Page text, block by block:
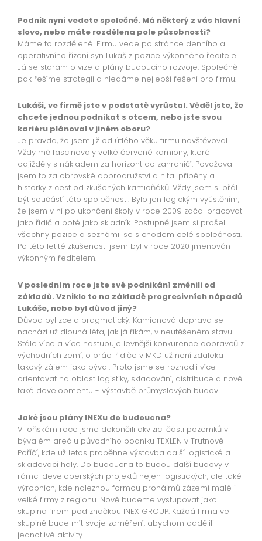
Podnik nyní vedete společně. Má některý z vás hlavní
slovo, nebo máte rozdělena pole působnosti?
Máme to rozdělené. Firmu vede po stránce denního a
operativního řízení syn Lukáš z pozice výkonného ředitele.
Já se starám o vize a plány budoucího rozvoje. Společně
pak řešíme strategii a hledáme nejlepší řešení pro firmu.
Lukáši, ve firmě jste v podstatě vyrůstal. Věděl jste, že
chcete jednou podnikat s otcem, nebo jste svou
kariéru plánoval v jiném oboru?
Je pravda, že jsem již od útlého věku firmu navštěvoval.
Vždy mě fascinovaly velké červené kamiony, které
odjížděly s nákladem za horizont do zahraničí. Považoval
jsem to za obrovské dobrodružství a hltal příběhy a
historky z cest od zkušených kamioňáků. Vždy jsem si přál
být součástí této společnosti. Bylo jen logickým vyústěním,
že jsem v ní po ukončení školy v roce 2009 začal pracovat
jako řidič a poté jako skladník. Postupně jsem si prošel
všechny pozice a seznámil se s chodem celé společnosti.
Po této letité zkušenosti jsem byl v roce 2020 jmenován
výkonným ředitelem.
V posledním roce jste své podnikání změnili od
základů. Vzniklo to na základě progresivních nápadů
Lukáše, nebo byl důvod jiný?
Důvod byl zcela pragmatický. Kamionová doprava se
nachází už dlouhá léta, jak já říkám, v neutěšeném stavu.
Stále více a více nastupuje levnější konkurence dopravců z
východních zemí, o práci řidiče v MKD už není zdaleka
takový zájem jako býval. Proto jsme se rozhodli více
orientovat na oblast logistiky, skladování, distribuce a nově
také developmentu - výstavbě průmyslových budov.
Jaké jsou plány INEXu do budoucna?
V loňském roce jsme dokončili akvizici části pozemků v
bývalém areálu původního podniku TEXLEN v Trutnově-
Poříčí, kde už letos proběhne výstavba další logistické a
skladovací haly. Do budoucna to budou další budovy v
rámci developerských projektů nejen logistických, ale také
výrobních, kde naleznou formou pronájmů zázemí malé i
velké firmy z regionu. Nově budeme vystupovat jako
skupina firem pod značkou INEX GROUP. Každá firma ve
skupině bude mít svoje zaměření, abychom oddělili
jednotlivé aktivity.